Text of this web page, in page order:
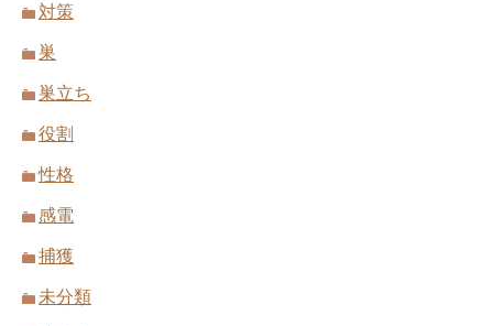
対策
巣
巣立ち
役割
性格
感電
捕獲
未分類